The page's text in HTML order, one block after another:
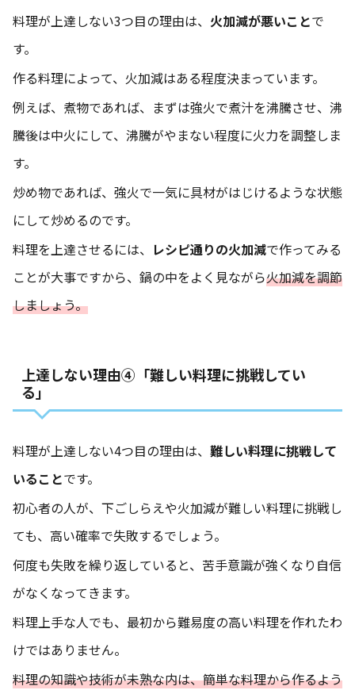
料理が上達しない3つ目の理由は、 火加減が悪いことで
す。
作る料理によって、火加減はある程度決まっています。
例えば、煮物であれば、まずは強火で煮汁を沸騰させ、沸
騰後は中火にして、沸騰がやまない程度に火力を調整しま
す。
炒め物であれば、強火で一気に具材がはじけるような状態
にして炒めるのです。
料理を上達させるには、 レシピ通りの火加減で作ってみる
ことが大事ですから、鍋の中をよく見ながら火加減を調節
しましょう。
上達しない理由④「難しい料理に挑戦してい
る」
料理が上達しない4つ目の理由は、 難しい料理に挑戦して
いることです。
初心者の人が、下ごしらえや火加減が難しい料理に挑戦し
ても、高い確率で失敗するでしょう。
何度も失敗を繰り返していると、苦手意識が強くなり自信
がなくなってきます。
料理上手な人でも、最初から難易度の高い料理を作れたわ
けではありません。
料理の知識や技術が未熟な内は、簡単な料理から作るよう